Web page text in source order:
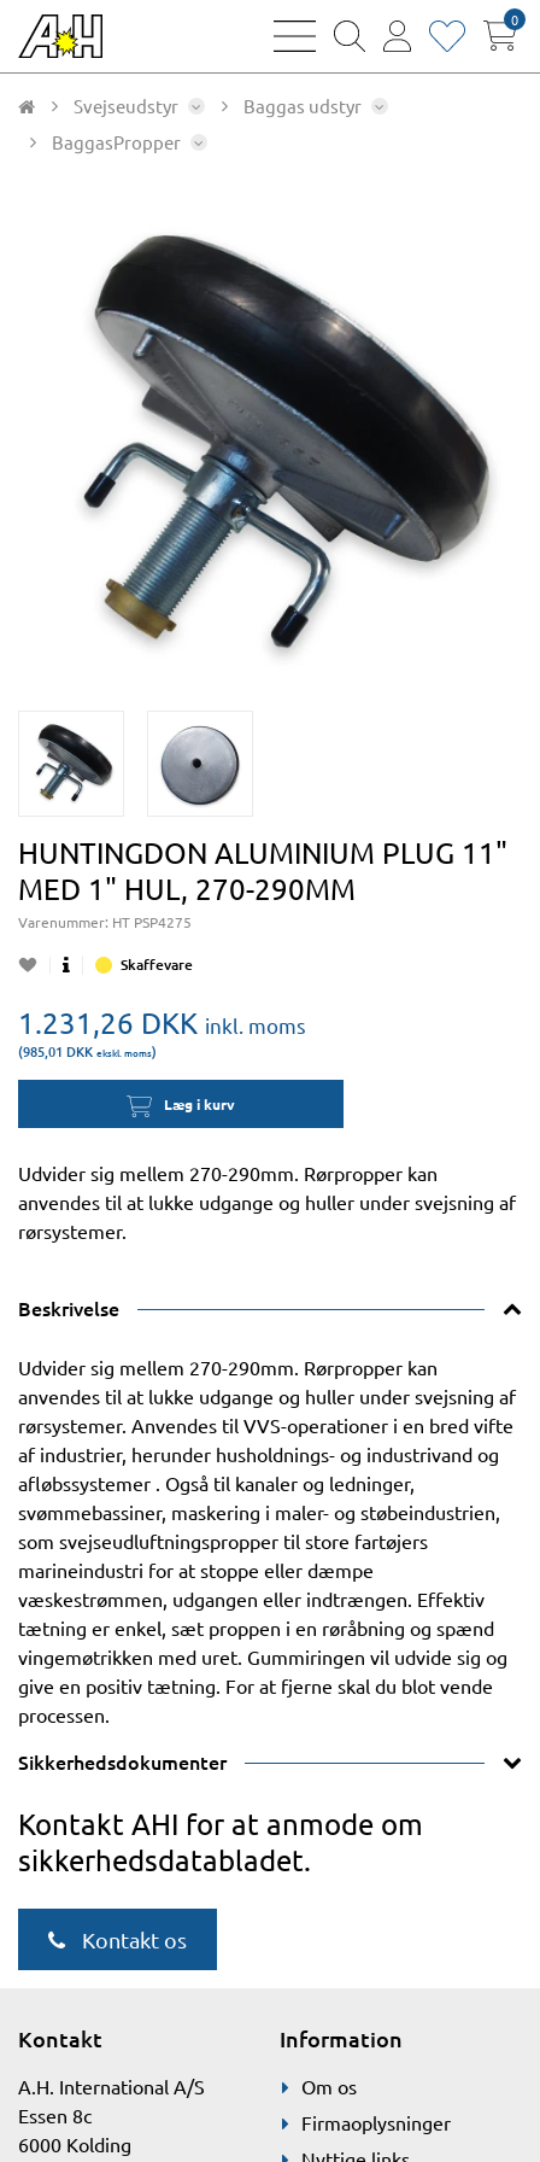
bars
magnifying
user
heart0
Svejseudstyr
Baggas udstyr
BaggasPropper
HUNTINGDON ALUMINIUM PLUG 11"
MED 1" HUL, 270-290MM
Varenummer: HT PSP4275
Skaffevare
1.231,26 DKK inkl. moms
(985,01 DKK ekskl. moms)
Læg i kurv
Udvider sig mellem 270-290mm. Rørpropper kan
anvendes til at lukke udgange og huller under svejsning af
rørsystemer.
Beskrivelse
Udvider sig mellem 270-290mm. Rørpropper kan
anvendes til at lukke udgange og huller under svejsning af
rørsystemer. Anvendes til VVS-operationer i en bred vifte
af industrier, herunder husholdnings- og industrivand og
afløbssystemer . Også til kanaler og ledninger,
svømmebassiner, maskering i maler- og støbeindustrien,
som svejseudluftningspropper til store fartøjers
marineindustri for at stoppe eller dæmpe
væskestrømmen, udgangen eller indtrængen. Effektiv
tætning er enkel, sæt proppen i en røråbning og spænd
vingemøtrikken med uret. Gummiringen vil udvide sig og
give en positiv tætning. For at fjerne skal du blot vende
processen.
Sikkerhedsdokumenter
Kontakt AHI for at anmode om
sikkerhedsdatabladet.
Kontakt os
Kontakt
A.H. International A/S
Essen 8c
6000 Kolding
Information
Om os
Firmaoplysninger